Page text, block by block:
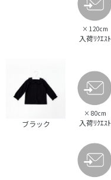
× 120cm
入荷ﾘｸｴｽﾄ
ブラック
× 80cm
入荷ﾘｸｴｽﾄ